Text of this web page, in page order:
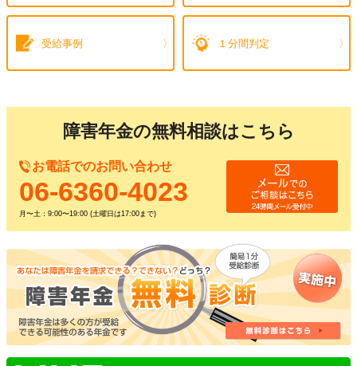
受給事例 １分間判定
障害年金の無料相談はこちら
お電話でのお問い合わせ
06-6360-4023
月〜土：9:00〜19:00 (土曜日は17:00まで)